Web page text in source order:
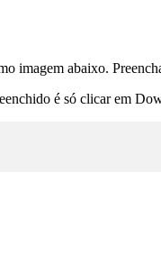
imagem abaixo.
é só clicar em